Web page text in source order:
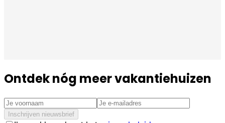
Ontdek nóg meer vakantiehuizen
Inschrijven nieuwsbrief